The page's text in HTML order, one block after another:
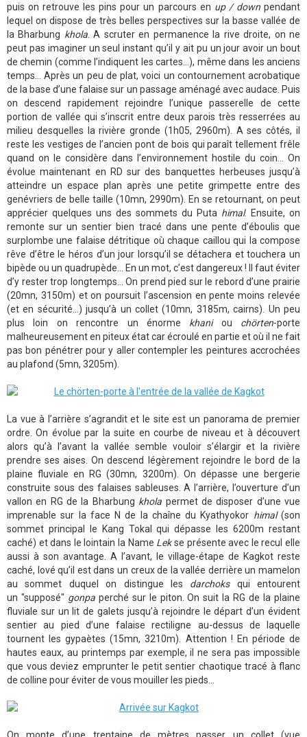
puis on retrouve les pins pour un parcours en up / downpendant
lequel on dispose de très belles perspectives sur la basse vallée de
la Bharbung khola. A scruter en permanence la rive droite, on ne
peut pas imaginer un seul instant qu’il y ait pu un jour avoir un bout
de chemin (comme l’indiquent les cartes…), même dans les anciens
temps… Après un peu de plat, voici un contournement acrobatique
de la base d’une falaise sur un passage aménagé avec audace. Puis
on descend rapidement rejoindre l’unique passerelle de cette
portion de vallée qui s’inscrit entre deux parois très resserrées au
milieu desquelles la rivière gronde (1h05, 2960m). A ses côtés, il
reste les vestiges de l’ancien pont de bois qui paraît tellement frêle
quand on le considère dans l’environnement hostile du coin… On
évolue maintenant en RD sur des banquettes herbeuses jusqu’à
atteindre un espace plan après une petite grimpette entre des
genévriers de belle taille (10mn, 2990m). En se retournant, on peut
apprécier quelques uns des sommets du Puta himal. Ensuite, on
remonte sur un sentier bien tracé dans une pente d’éboulis que
surplombe une falaise détritique où chaque caillou qui la compose
rêve d’être le héros d’un jour lorsqu’il se détachera et touchera un
bipède ou un quadrupède… En un mot, c’est dangereux ! II faut éviter
d’y rester trop longtemps… On prend pied sur le rebord d’une prairie
(20mn, 3150m) et on poursuit l’ascension en pente moins relevée
(et en sécurité…) jusqu’à un collet (10mn, 3185m, cairns). Un peu
plus loin on rencontre un énorme khani ou chörten-porte
malheureusement en piteux état car écroulé en partie et où il ne fait
pas bon pénétrer pour y aller contempler les peintures accrochées
au plafond (5mn, 3205m).
La vue à l’arrière s’agrandit et le site est un panorama de premier
ordre. On évolue par la suite en courbe de niveau et à découvert
alors qu’à l’avant la vallée semble vouloir s’élargir et la rivière
prendre ses aises. On descend légèrement rejoindre le bord de la
plaine fluviale en RG (30mn, 3200m). On dépasse une bergerie
construite sous des falaises sableuses. A l’arrière, l’ouverture d’un
vallon en RG de la Bharbung khola permet de disposer d’une vue
imprenable sur la face N de la chaîne du Kyathyokor himal(son
sommet principal le Kang Tokal qui dépasse les 6200m restant
caché) et dans le lointain la Name Lekse présente avec le recul elle
aussi à son avantage. A l’avant, le village-étape de Kagkot reste
caché, lové qu’il est dans un creux de la vallée derrière un mamelon
au sommet duquel on distingue les darchoksqui entourent
un "supposé" gonpaperché sur le piton. On suit la RG de la plaine
fluviale sur un lit de galets jusqu’à rejoindre le départ d’un évident
sentier au pied d’une falaise rectiligne au-dessus de laquelle
tournent les gypaètes (15mn, 3210m). Attention ! En période de
hautes eaux, au printemps par exemple, il ne sera pas impossible
que vous deviez emprunter le petit sentier chaotique tracé à flanc
de colline pour éviter de vous mouiller les pieds…